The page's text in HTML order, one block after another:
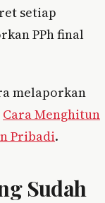
setiap
PPh final
melaporkan
Cara Menghitun
Pribadi.
Sudah